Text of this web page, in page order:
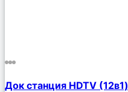
Док станция HDTV (12в1)